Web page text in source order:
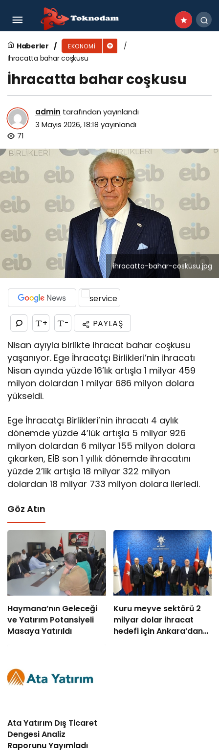
Haberler EKONOMI
İhracatta bahar coşkusu
İhracatta bahar coşkusu
admin tarafından yayınlandı
3 Mayıs 2026, 18:18 yayınlandı
71
ihracatta-bahar-coskusu.jpg
+ - PAYLAŞ
Nisan ayıyla birlikte ihracat bahar coşkusu
yaşanıyor. Ege İhracatçı Birlikleri’nin ihracatı
Nisan ayında yüzde 16’lık artışla 1 milyar 459
milyon dolardan 1 milyar 686 milyon dolara
yükseldi.
Ege İhracatçı Birlikleri’nin ihracatı 4 aylık
dönemde yüzde 4’lük artışla 5 milyar 926
milyon dolardan 6 milyar 155 milyon dolara
çıkarken, EİB son 1 yıllık dönemde ihracatını
yüzde 2’lik artışla 18 milyar 322 milyon
dolardan 18 milyar 733 milyon dolara ilerledi.
Göz Atın
Haymana’nın Geleceği
ve Yatırım Potansiyeli
Masaya Yatırıldı
Kuru meyve sektörü 2
milyar dolar ihracat
hedefi için Ankara’dan
Ata Yatırım Dış Ticaret
Dengesi Analiz
Raporunu Yayımladı
Arıcılığa güçlü destek